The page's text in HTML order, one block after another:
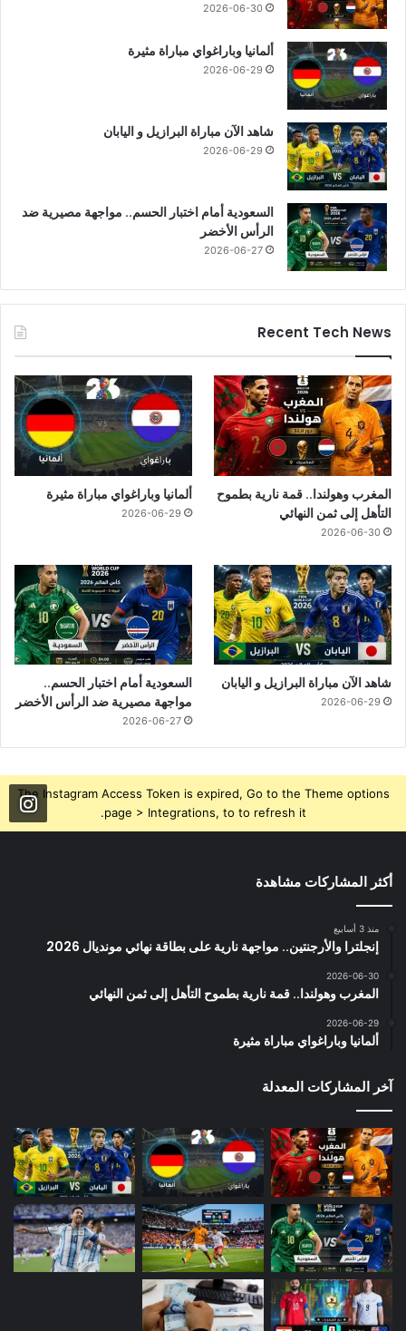
2026-06-30
ألمانيا وباراغواي مباراة مثيرة
2026-06-29
شاهد الآن مباراة البرازيل و اليابان
2026-06-29
السعودية أمام اختبار الحسم.. مواجهة مصيرية ضد
الرأس الأخضر
2026-06-27
Recent Tech News
المغرب وهولندا.. قمة نارية بطموح
التأهل إلى ثمن النهائي
2026-06-30
ألمانيا وباراغواي مباراة مثيرة
2026-06-29
شاهد الآن مباراة البرازيل و اليابان
2026-06-29
السعودية أمام اختبار الحسم..
مواجهة مصيرية ضد الرأس الأخضر
2026-06-27
The Instagram Access Token is expired, Go to the Theme options
page > Integrations, to to refresh it.
أكثر المشاركات مشاهدة
منذ 3 أسابيع
إنجلترا والأرجنتين.. مواجهة نارية على بطاقة نهائي مونديال 2026
2026-06-30
المغرب وهولندا.. قمة نارية بطموح التأهل إلى ثمن النهائي
2026-06-29
ألمانيا وباراغواي مباراة مثيرة
آخر المشاركات المعدلة